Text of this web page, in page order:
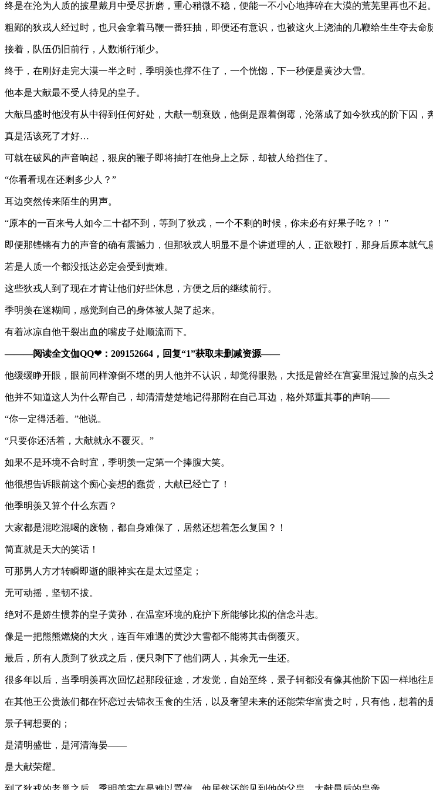
终是在沦为人质的披星戴月中受尽折磨，重心稍微不稳，便能一不小心地摔碎在大漠的荒芜里再也不起。
粗鄙的狄戎人经过时，也只会拿着马鞭一番狂抽，即便还有意识，也被这火上浇油的几鞭给生生夺去命
接着，队伍仍旧前行，人数渐行渐少。
终于，在刚好走完大漠一半之时，季明羡也撑不住了，一个恍惚，下一秒便是黄沙大雪。
他本是大献最不受人待见的皇子。
大献昌盛时他没有从中得到任何好处，大献一朝衰败，他倒是跟着倒霉，沦落成了如今狄戎的阶下囚，
真是活该死了才好…
可就在破风的声音响起，狠戾的鞭子即将抽打在他身上之际，却被人给挡住了。
“你看看现在还剩多少人？”
耳边突然传来陌生的男声。
“原本的一百来号人如今二十都不到，等到了狄戎，一个不剩的时候，你未必有好果子吃？！”
即便那铿锵有力的声音的确有震撼力，但那狄戎人明显不是个讲道理的人，正欲殴打，那身后原本就气
若是人质一个都没抵达必定会受到责难。
这些狄戎人到了现在才肯让他们好些休息，方便之后的继续前行。
季明羡在迷糊间，感觉到自己的身体被人架了起来。
有着冰凉自他干裂出血的嘴皮子处顺流而下。
———阅读全文伽QQ❤：209152664，回复“1”获取未删减资源—​​​​—
他缓缓睁开眼，眼前同样潦倒不堪的男人他并不认识，却觉得眼熟，大抵是曾经在宫宴里混过脸的点头
他并不知道这人为什么帮自己，却清清楚楚地记得那附在自己耳边，格外郑重其事的声响——
“你一定得活着。”他说。
“只要你还活着，大献就永不覆灭。”
如果不是环境不合时宜，季明羡一定第一个捧腹大笑。
他很想告诉眼前这个痴心妄想的蠢货，大献已经亡了！
他季明羡又算个什么东西？
大家都是混吃混喝的废物，都自身难保了，居然还想着怎么复国？！
简直就是天大的笑话！
可那男人方才转瞬即逝的眼神实在是太过坚定；
无可动摇，坚韧不拔。
绝对不是娇生惯养的皇子黄孙，在温室环境的庇护下所能够比拟的信念斗志。
像是一把熊熊燃烧的大火，连百年难遇的黄沙大雪都不能将其击倒覆灭。
最后，所有人质到了狄戎之后，便只剩下了他们两人，其余无一生还。
很多年以后，当季明羡再次回忆起那段征途，才发觉，自始至终，景子轲都没有像其他阶下囚一样地往
在其他王公贵族们都在怀恋过去锦衣玉食的生活，以及奢望未来的还能荣华富贵之时，只有他，想着的
景子轲想要的；
是清明盛世，是河清海晏——
是大献荣耀。